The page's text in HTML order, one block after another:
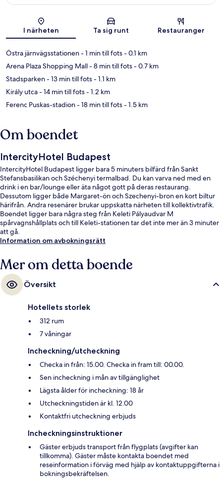
Karta
I närheten Ta sig runt Restauranger
Östra järnvägsstationen- 1 min till fots- 0.1 km
Arena Plaza Shopping Mall- 8 min till fots- 0.7 km
Stadsparken- 13 min till fots- 1.1 km
Király utca- 14 min till fots- 1.2 km
Ferenc Puskas-stadion- 18 min till fots- 1.5 km
Om boendet
IntercityHotel Budapest
IntercityHotel Budapest ligger bara 5 minuters bilfärd från Sankt
Stefansbasilikan och Széchenyi termalbad. Du kan varva ned med en
drink i en bar/lounge eller äta något gott på deras restaurang.
Dessutom ligger både Margaret-ön och Szechenyi-bron en kort biltur
härifrån. Andra resenärer brukar uppskatta närheten till kollektivtrafik.
Boendet ligger bara några steg från Keleti Pályaudvar M
spårvagnshållplats och till Keleti-stationen tar det inte mer än 3 minuter
att gå.
Information om avbokningsrätt
Mer om detta boende
Översikt
Hotellets storlek
312 rum
7 våningar
Incheckning/utcheckning
Checka in från: 15.00. Checka in fram till: 00.00.
Sen incheckning i mån av tillgänglighet
Lägsta ålder för incheckning: 18 år
Utcheckningstiden är kl. 12.00
Kontaktfri utcheckning erbjuds
Incheckningsinstruktioner
Gäster erbjuds transport från flygplats (avgifter kan
tillkomma). Gäster måste kontakta boendet med
reseinformation i förväg med hjälp av kontaktuppgifterna i
bokningsbekräftelsen.